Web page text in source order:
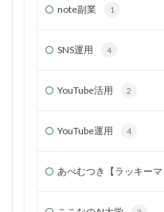
note副業 1
SNS運用 4
YouTube活用 2
YouTube運用 4
あべむつき【ラッキーマ